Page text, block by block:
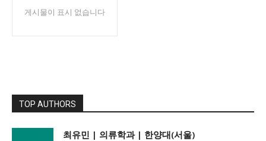
게시물이 표시 없습니다
TOP AUTHORS
­최유민 | 의류학과 | 한양대(서울)